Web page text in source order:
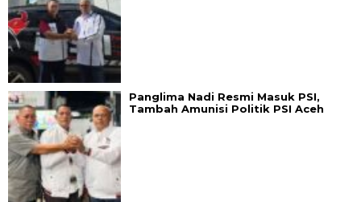
Panglima Nadi Resmi Masuk PSI,
Tambah Amunisi Politik PSI Aceh